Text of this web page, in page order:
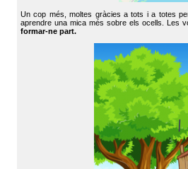
Un cop més, moltes gràcies a tots i a totes
aprendre una mica més sobre els ocells. Les
formar-ne part.